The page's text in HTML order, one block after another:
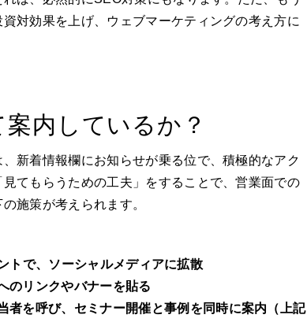
対効果を上げ、ウェブマーケティングの考え方に
内しているか？
新着情報欄にお知らせが乗る位で、積極的なアク
てもらうための工夫」をすることで、営業面での
施策が考えられます。
トで、ソーシャルメディアに拡散
のリンクやバナーを貼る
者を呼び、セミナー開催と事例を同時に案内（上記